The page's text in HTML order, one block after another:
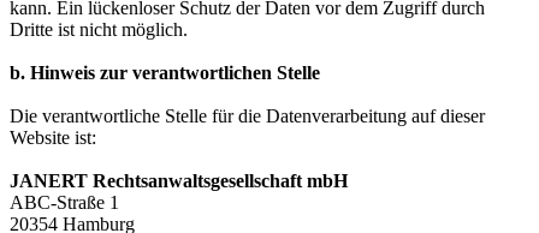
kann. Ein lückenloser Schutz der Daten vor dem Zugriff durch
Dritte ist nicht möglich.
b. Hinweis zur verantwortlichen Stelle
Die verantwortliche Stelle für die Datenverarbeitung auf dieser
Website ist:
JANERT Rechtsanwaltsgesellschaft mbH
ABC-Straße 1
20354 Hamburg